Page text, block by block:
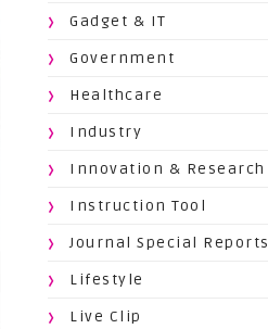
Gadget & IT
Government
Healthcare
Industry
Innovation & Research
Instruction Tool
Journal Special Reports
Lifestyle
Live Clip